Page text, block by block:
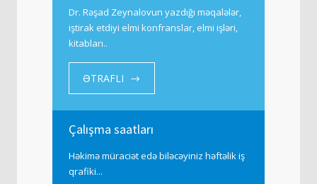
Dr. Rəşad Zeynalovun yazdığı məqalələr,
iştirak etdiyi elmi konfranslar, elmi işləri,
kitabları..
ƏTRAFLI
Çalışma saatları
Həkimə müraciət edə biləcəyiniz həftəlik iş
qrafiki...